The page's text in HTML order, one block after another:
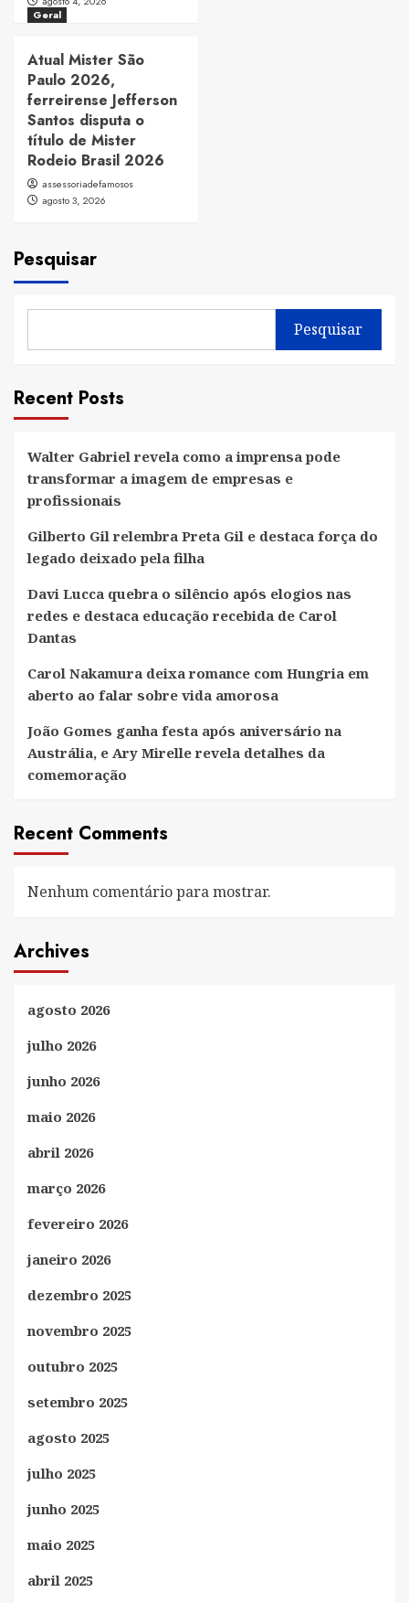
Geral
Atual Mister São
Paulo 2026,
ferreirense Jefferson
Santos disputa o
título de Mister
Rodeio Brasil 2026
assessoriadefamosos
agosto 3, 2026
Pesquisar
Pesquisar
Recent Posts
Walter Gabriel revela como a imprensa pode
transformar a imagem de empresas e
profissionais
Gilberto Gil relembra Preta Gil e destaca força do
legado deixado pela filha
Davi Lucca quebra o silêncio após elogios nas
redes e destaca educação recebida de Carol
Dantas
Carol Nakamura deixa romance com Hungria em
aberto ao falar sobre vida amorosa
João Gomes ganha festa após aniversário na
Austrália, e Ary Mirelle revela detalhes da
comemoração
Recent Comments
Nenhum comentário para mostrar.
Archives
agosto 2026
julho 2026
junho 2026
maio 2026
abril 2026
março 2026
fevereiro 2026
janeiro 2026
dezembro 2025
novembro 2025
outubro 2025
setembro 2025
agosto 2025
julho 2025
junho 2025
maio 2025
abril 2025